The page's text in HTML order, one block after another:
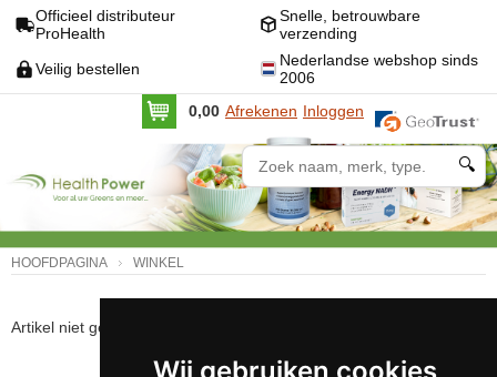
Officieel distributeur
ProHealth
Snelle, betrouwbare
verzending
Veilig bestellen
Nederlandse webshop sinds
2006
0,00 Afrekenen Inloggen
🔍
HOOFDPAGINA WINKEL
Artikel niet gevonden!